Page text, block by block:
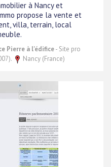
à Nancy et
propose la vente et
villa, terrain, local
Pierre à l'édifice- Site pro
Nancy (France)